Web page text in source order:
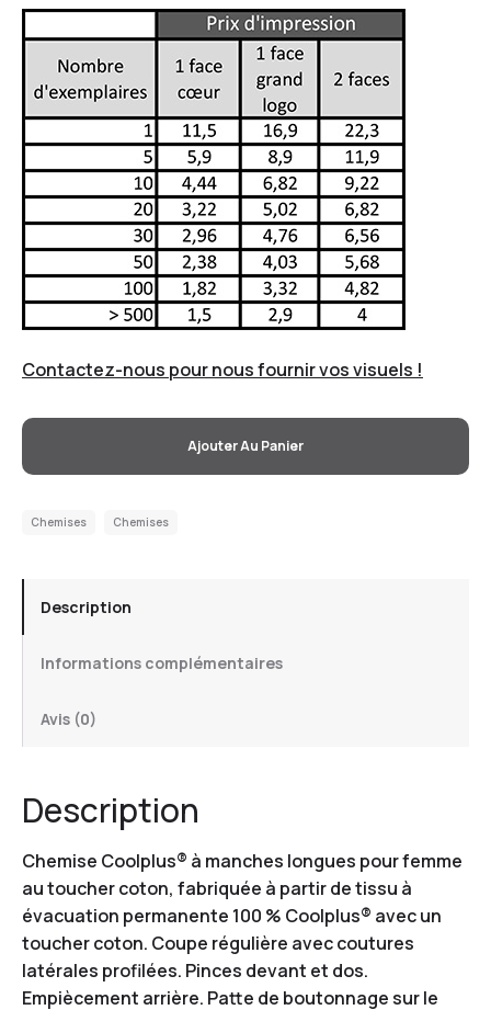
Contactez-nous pour nous fournir vos visuels !
Ajouter Au Panier
Chemises Chemises
Description
Informations complémentaires
Avis (0)
Description
Chemise Coolplus® à manches longues pour femme
au toucher coton, fabriquée à partir de tissu à
évacuation permanente 100 % Coolplus® avec un
toucher coton. Coupe régulière avec coutures
latérales profilées. Pinces devant et dos.
Empiècement arrière. Patte de boutonnage sur le